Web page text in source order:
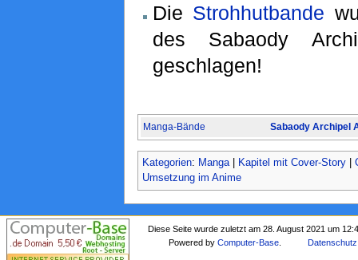
Die Strohhutbande
des Sabaody
geschlagen!
Manga-Bände Sabaody Archipel
Kategorien: Manga| Kapitel mit Cover-Story|
Umsetzung im Anime
Diese Seite wurde zuletzt am 28. August 2021 um
Powered byComputer-Base Datenschutz